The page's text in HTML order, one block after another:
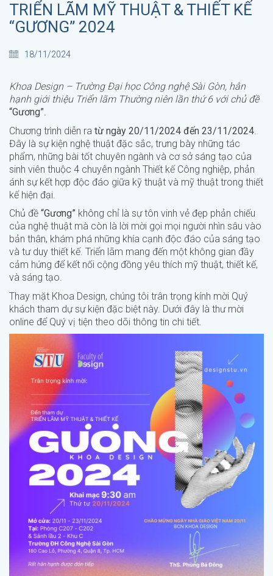
TRIỂN LÃM MỸ THUẬT & THIẾT KẾ
“GƯƠNG” 2024
18/11/2024
Khoa Design – Trường Đại học Công nghệ Sài Gòn, hân
hạnh giới thiệu Triển lãm Thường niên lần thứ 6 với chủ đề
“Gương”.
Chương trình diễn ra từ ngày 20/11/2024 đến 23/11/2024
Đây là sự kiện nghệ thuật đặc sắc, trưng bày những tác
phẩm, những bài tốt chuyên ngành và cơ sở sáng tạo của
sinh viên thuộc 4 chuyên ngành Thiết kế Công nghiệp, phản
ánh sự kết hợp độc đáo giữa kỹ thuật và mỹ thuật trong thiết
kế hiện đại.
Chủ đề “Gương” không chỉ là sự tôn vinh vẻ đẹp phản chiếu
của nghệ thuật mà còn là lời mời gọi mọi người nhìn sâu vào
bản thân, khám phá những khía cạnh độc đáo của sáng tạo
và tư duy thiết kế. Triển lãm mang đến một không gian đầy
cảm hứng để kết nối cộng đồng yêu thích mỹ thuật, thiết kế,
và sáng tạo.
Thay mặt Khoa Design, chúng tôi trân trọng kính mời Quý
khách tham dự sự kiện đặc biệt này. Dưới đây là thư mời
online để Quý vị tiện theo dõi thông tin chi tiết.